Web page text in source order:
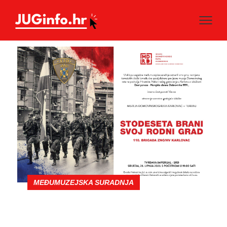
MEĐUMUZEJSKA SURADNJA